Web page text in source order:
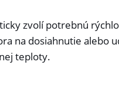
zvolí potrebnú
na dosiahnutie alebo
teploty.